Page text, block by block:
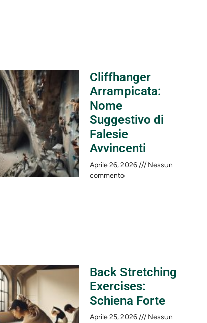
Cliffhanger
Arrampicata:
Nome
Suggestivo di
Falesie
Avvincenti
Aprile 26, 2026
Nessun
commento
Back Stretching
Exercises:
Schiena Forte
Aprile 25, 2026 Nessun